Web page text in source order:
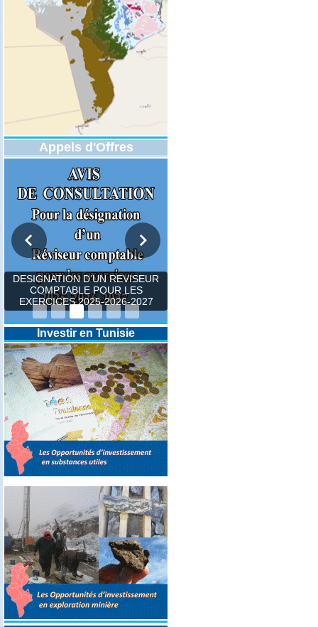
Appels d'Offres
DESIGNATION D’UN REVISEUR
COMPTABLE POUR LES
EXERCICES 2025-2026-2027
Investir en Tunisie